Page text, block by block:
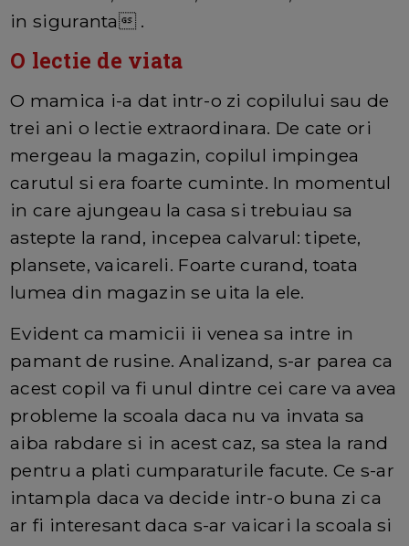
in siguranta .
O lectie de viata
O mamica i-a dat intr-o zi copilului sau de
trei ani o lectie extraordinara. De cate ori
mergeau la magazin, copilul impingea
carutul si era foarte cuminte. In momentul
in care ajungeau la casa si trebuiau sa
astepte la rand, incepea calvarul: tipete,
plansete, vaicareli. Foarte curand, toata
lumea din magazin se uita la ele.
Evident ca mamicii ii venea sa intre in
pamant de rusine. Analizand, s-ar parea ca
acest copil va fi unul dintre cei care va avea
probleme la scoala daca nu va invata sa
aiba rabdare si in acest caz, sa stea la rand
pentru a plati cumparaturile facute. Ce s-ar
intampla daca va decide intr-o buna zi ca
ar fi interesant daca s-ar vaicari la scoala si